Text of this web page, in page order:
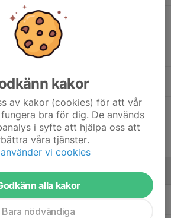
kakor
av kakor (cookies) för att vår
bra för dig. De används
i syfte att hjälpa oss att
våra tjänster.
vi cookies
alla kakor
Bara nödvändiga